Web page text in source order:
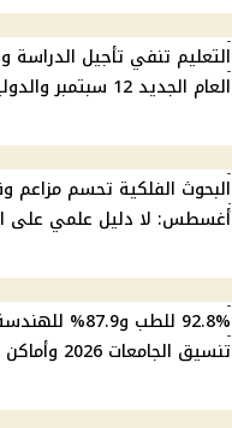
التعليم تنفي تأجيل الدراسة
العام الجديد 12 سبتمبر والدولية 6 سبتمبر
أغسطس: لا دليل علمي على
92.8% للطب
تنسيق الجامعات 2026 وأماكن المرحلة الثانية